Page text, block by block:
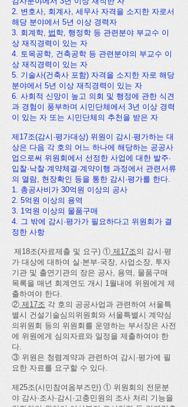
2. 변호사, 회계사, 세무사 자격을 소지한 자로서
해당 분야에서 5년 이상 경력자
3. 회계학, 법 학, 행정학 등 관련분야 부교수 이
상 재직경력이 있는 자
4. 토목공학, 건축공학 등 관련분야의 부교수 이
상 재직경력이 있는 자
5. 기술사(건축사 포함) 자격을 소지한 자로 해당
분야에서 5년 이상 재직경력이 있는 자
6. 사회적 신망이 높고 의회 및 행정에 관한 식견
과 경험이 풍부하며 시민단체에서 3년 이상 경력
이 있는 자 또는 시민단체의 추천을 받은 자
제17조(감시·평가대상) 위원이 감시·평가하는 대
상은 다음 각 호의 어느 하나에 해당하는 공공사
업으로써 위원회에서 선정한 사업에 대한 발주·
입찰·낙찰·계약체결·계약이행 과정에서 관련서류
의 열람, 현장확인 등을 통한 감시·평가를 한다.
1. 총공사비가 30억원 이상의 공사
2. 5억원 이상의 용역
3. 1억원 이상의 물품구매
4. 그 밖에 감시·평가가 필요하다고 위원회가 결
정한 사항
제18조(자료제출 및 요구) ① 제17조의 감시·평
가 대상에 대하여 실·본부·국장, 사업소장, 투자
기관 및 출연기관의 장은 공사, 용역, 물품구매
목록을 매년 회계연도 개시 1월내에 위원에게 제
출하여야 한다.
② 제17조 각 호의 공공사업과 관련하여 서울특
별시 건설기술심의위원회와 서울특별시 계약심
의위원회 등의 위원회를 운영하는 부서장은 사전
에 위원에게 심의자료와 일정을 제출하여야 한
다.
③ 위원은 청렴계약과 관련하여 감시·평가에 필
요한 자료를 요구할 수 있다.
제25조(시민참여옴부즈만) ① 위원회의 전문분
야 감사·조사·감시·고충민원의 조사 처리 기능을